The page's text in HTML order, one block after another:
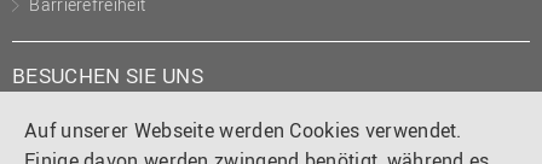
Auf unserer Webseite werden Cookies verwendet.
BESUCHEN SIE UNS
Instagram
TiktokLinkedIn
YouTube
Facebook